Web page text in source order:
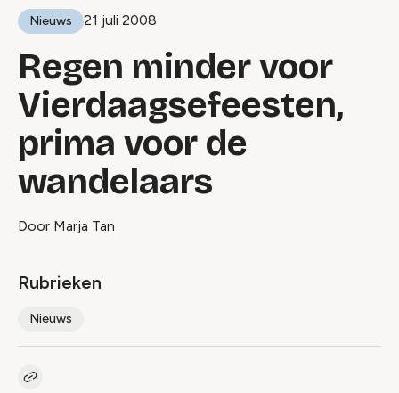
Nieuws 21 juli 2008
Regen minder voor
Vierdaagsefeesten,
prima voor de
wandelaars
Door Marja Tan
Rubrieken
Nieuws
Kopieer link naar artikel